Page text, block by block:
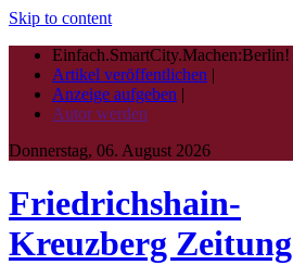
Skip to content
Einfach.SmartCity.Machen:Berlin!
Artikel veröffentlichen |
Anzeige aufgeben |
Autor werden
Donnerstag, 06. August 2026
Friedrichshain-
Kreuzberg Zeitung